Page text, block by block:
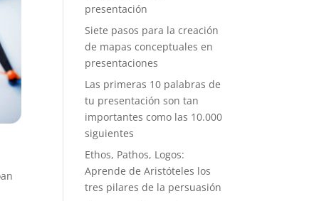
presentación
Siete pasos para la creación
de mapas conceptuales en
presentaciones
Las primeras 10 palabras de
tu presentación son tan
importantes como las 10.000
siguientes
Ethos, Pathos, Logos:
Aprende de Aristóteles los
tres pilares de la persuasión